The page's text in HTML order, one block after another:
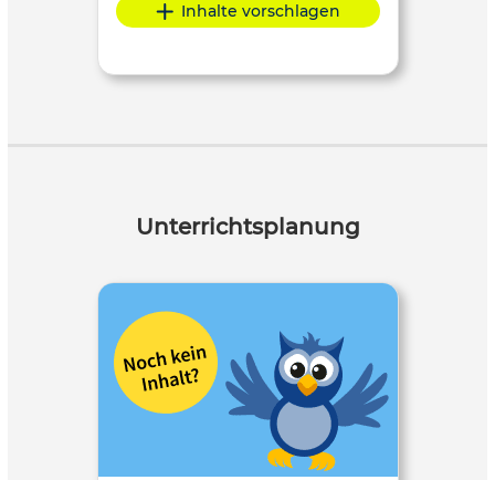
Inhalte vorschlagen
Unterrichtsplanung